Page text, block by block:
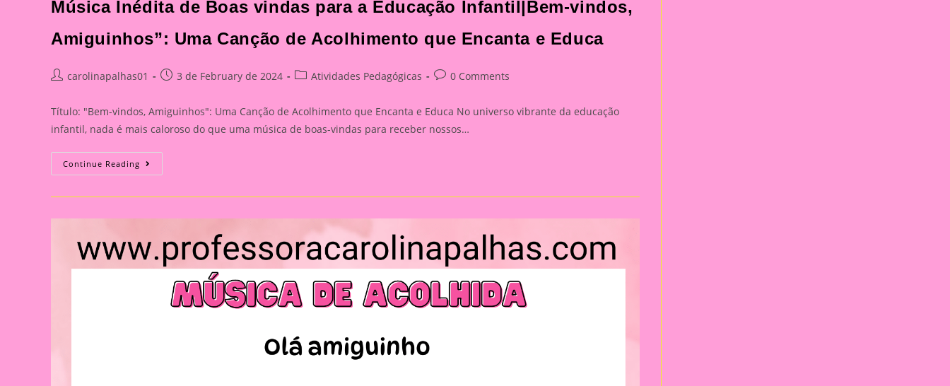
Música Inédita de Boas vindas para a Educação Infantil|Bem-vindos,
Amiguinhos”: Uma Canção de Acolhimento que Encanta e Educa
Postcarolinapalhas01
Post3 de February de 2024
PostAtividades Pedagógicas
Post0 Comments
Título: "Bem-vindos, Amiguinhos": Uma Canção de Acolhimento que Encanta e Educa No universo vibrante da educação
infantil, nada é mais caloroso do que uma música de boas-vindas para receber nossos…
Continue Reading Música
Inédita
A
Infantil|Bem-
Vindos,
Amiguinhos”:
Uma
Canção
Acolhimento